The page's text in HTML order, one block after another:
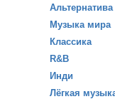
Альтернатива
Музыка мира
Классика
R&B
Инди
Лёгкая